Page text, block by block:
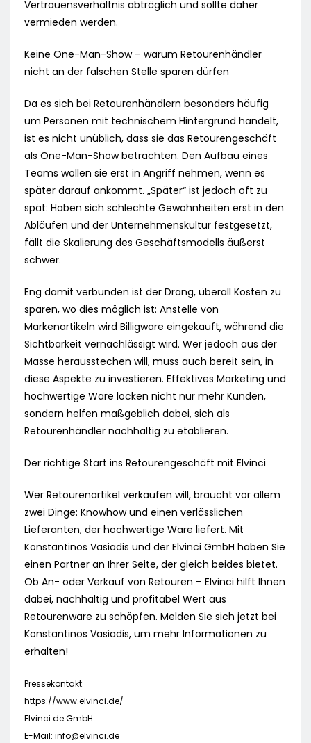
Vertrauensverhältnis abträglich und sollte daher
vermieden werden.
Keine One-Man-Show – warum Retourenhändler
nicht an der falschen Stelle sparen dürfen
Da es sich bei Retourenhändlern besonders häufig
um Personen mit technischem Hintergrund handelt,
ist es nicht unüblich, dass sie das Retourengeschäft
als One-Man-Show betrachten. Den Aufbau eines
Teams wollen sie erst in Angriff nehmen, wenn es
später darauf ankommt. „Später“ ist jedoch oft zu
spät: Haben sich schlechte Gewohnheiten erst in den
Abläufen und der Unternehmenskultur festgesetzt,
fällt die Skalierung des Geschäftsmodells äußerst
schwer.
Eng damit verbunden ist der Drang, überall Kosten zu
sparen, wo dies möglich ist: Anstelle von
Markenartikeln wird Billigware eingekauft, während die
Sichtbarkeit vernachlässigt wird. Wer jedoch aus der
Masse herausstechen will, muss auch bereit sein, in
diese Aspekte zu investieren. Effektives Marketing und
hochwertige Ware locken nicht nur mehr Kunden,
sondern helfen maßgeblich dabei, sich als
Retourenhändler nachhaltig zu etablieren.
Der richtige Start ins Retourengeschäft mit Elvinci
Wer Retourenartikel verkaufen will, braucht vor allem
zwei Dinge: Knowhow und einen verlässlichen
Lieferanten, der hochwertige Ware liefert. Mit
Konstantinos Vasiadis und der Elvinci GmbH haben Sie
einen Partner an Ihrer Seite, der gleich beides bietet.
Ob An- oder Verkauf von Retouren – Elvinci hilft Ihnen
dabei, nachhaltig und profitabel Wert aus
Retourenware zu schöpfen. Melden Sie sich jetzt bei
Konstantinos Vasiadis, um mehr Informationen zu
erhalten!
Pressekontakt:
https://www.elvinci.de/
Elvinci.de GmbH
E-Mail: info@elvinci.de